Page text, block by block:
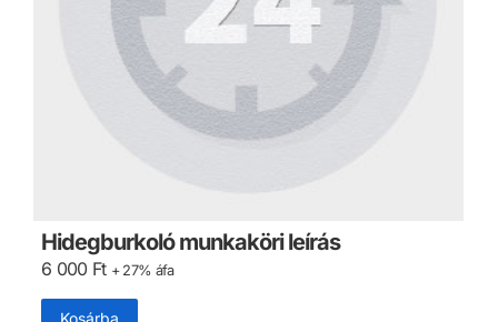
Hidegburkoló munkaköri leírás
6 000 Ft + 27% áfa
Kosárba